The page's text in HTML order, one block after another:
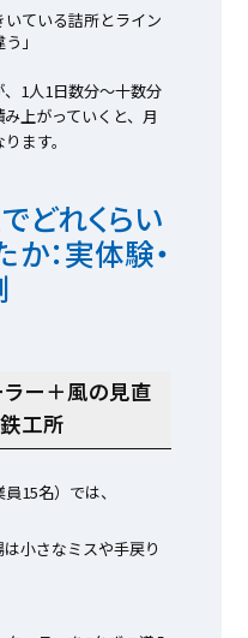
いている詰所とライン
」
1人1日数分〜十数分
上がっていくと、月
ます。
どれくらい
：実体験・
ラー＋風の見直
工所
15名）では、
小さなミスや手戻り